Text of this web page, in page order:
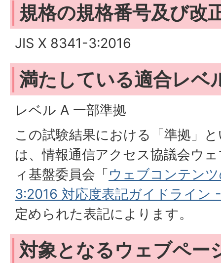
規格の規格番号及び改
JIS X 8341-3:2016
満たしている適合レベ
レベル A 一部準拠
この試験結果における「準拠」
は、情報通信アクセス協議会ウ
ィ基盤委員会「ウェブコンテン
3:2016 対応度表記ガイドライン
定められた表記によります。
対象となるウェブペー